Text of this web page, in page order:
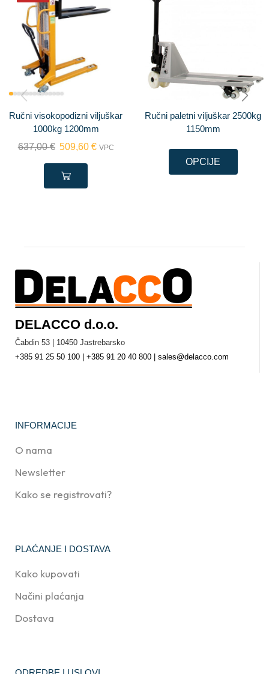
Ručni visokopodizni viljuškar
1000kg 1200mm
637,00€ 509,60 € VPC
Ručni paletni viljuškar 2500kg
1150mm
OPCIJE
DELACCO d.o.o.
Čabdin 53 | 10450 Jastrebarsko
+385 91 25 50 100 | +385 91 20 40 800 | sales@delacco.com
INFORMACIJE
O nama
Newsletter
Kako se registrovati?
PLAĆANJE I DOSTAVA
Kako kupovati
Načini plaćanja
Dostava